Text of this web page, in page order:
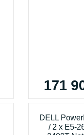
171
DELL
/ 2 x E5-